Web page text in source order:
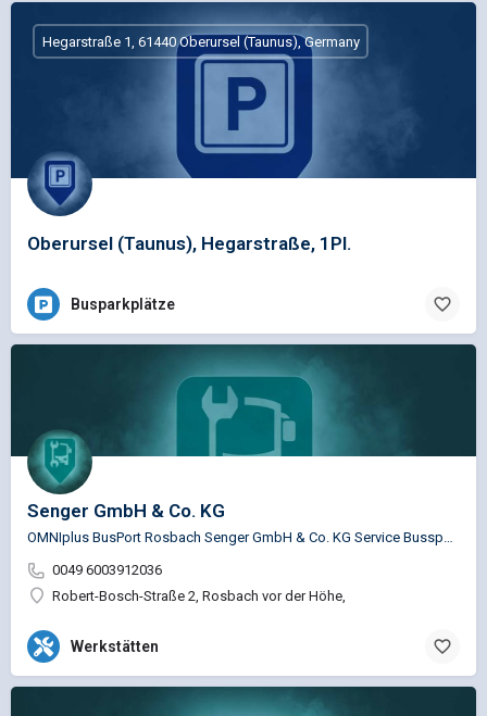
Oberursel (Taunus), Hegarstraße, 1Pl.
Hegarstraße 1, 61440 Oberursel (Taunus), Germany
Busparkplätze
Senger GmbH & Co. KG
OMNIplus BusPort Rosbach Senger GmbH & Co. KG Service Busspezifische Reparaturen für die Marken…
0049 6003912036
Robert-Bosch-Straße 2, Rosbach vor der Höhe,
Werkstätten